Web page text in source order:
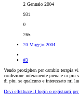
2 Gennaio 2004
931
0
265
20 Maggio 2004
#3
Vendo proxiphen per cambio terapia
confezione interamente piena e in piu
di piu. se qualcuno e interessato mi
Devi effettuare il login o registrarti per